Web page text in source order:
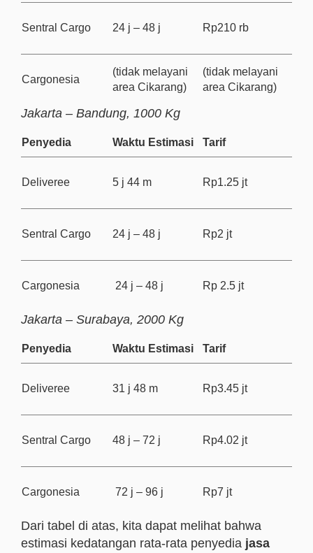
Sentral Cargo 24 j – 48 j Rp210 rb
Cargonesia
(tidak melayani
area Cikarang)
(tidak melayani
area Cikarang)
Jakarta – Bandung, 1000 Kg
Penyedia Waktu Estimasi Tarif
Deliveree 5 j 44 m Rp1.25 jt
Sentral Cargo 24 j – 48 j Rp2 jt
Cargonesia 24 j – 48 j Rp 2.5 jt
Jakarta – Surabaya, 2000 Kg
Penyedia Waktu Estimasi Tarif
Deliveree 31 j 48 m Rp3.45 jt
Sentral Cargo 48 j – 72 j Rp4.02 jt
Cargonesia 72 j – 96 j Rp7 jt
Dari tabel di atas, kita dapat melihat bahwa
estimasi kedatangan rata-rata penyedia jasa